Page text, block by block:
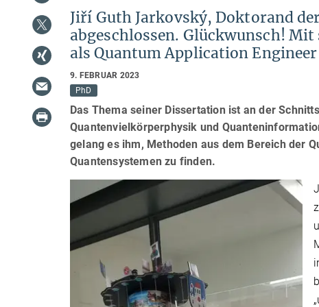
Jiří Guth Jarkovský, Doktorand
abgeschlossen. Glückwunsch!
als Quantum Application
9. FEBRUAR 2023
PhD
Das Thema seiner Dissertation ist an der
Quantenvielkörperphysik und
gelang es ihm, Methoden aus dem Bereich der
Quantensystemen zu finden.